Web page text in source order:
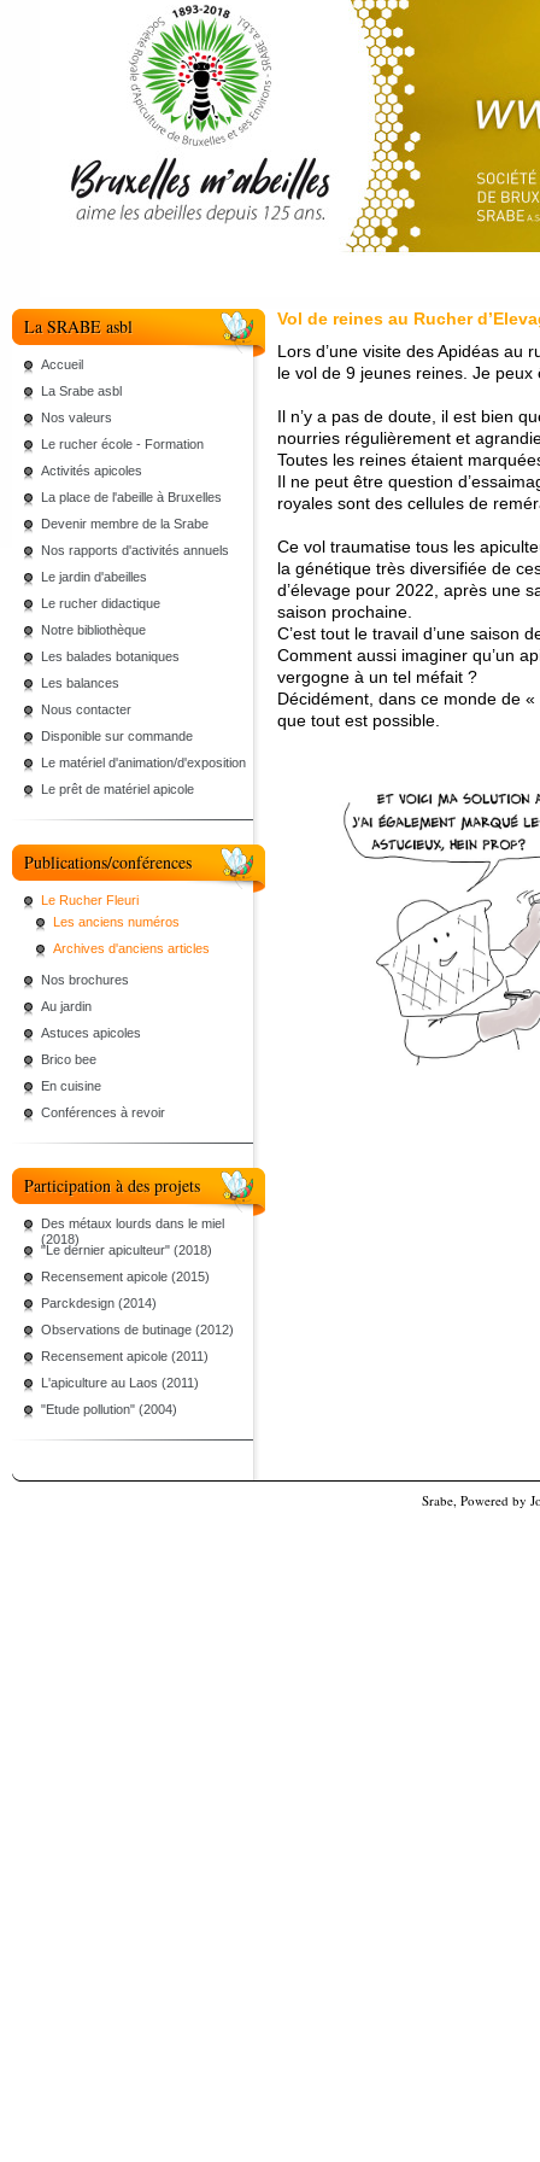
La SRABE asbl
Accueil
La Srabe asbl
Nos valeurs
Le rucher école - Formation
Activités apicoles
La place de l'abeille à Bruxelles
Devenir membre de la Srabe
Nos rapports d'activités annuels
Le jardin d'abeilles
Le rucher didactique
Notre bibliothèque
Les balades botaniques
Les balances
Nous contacter
Disponible sur commande
Le matériel d'animation/d'exposition
Le prêt de matériel apicole
Publications/conférences
Le Rucher Fleuri
Les anciens numéros
Archives d'anciens articles
Nos brochures
Au jardin
Astuces apicoles
Brico bee
En cuisine
Conférences à revoir
Participation à des projets
Des métaux lourds dans le miel
(2018)
"Le dernier apiculteur" (2018)
Recensement apicole (2015)
Parckdesign (2014)
Observations de butinage (2012)
Recensement apicole (2011)
L'apiculture au Laos (2011)
"Etude pollution" (2004)
Vol de reines au Rucher
Lors d’une visite des Apidéas au
le vol de 9 jeunes reines. Je
Il n’y a pas de doute, il est bien
nourries régulièrement et
Toutes les reines étaient
Il ne peut être question
royales sont des cellules de
Ce vol traumatise tous les
la génétique très diversifiée de
d’élevage pour 2022, après une
saison prochaine.
C’est tout le travail d’une saison
Comment aussi imaginer qu’un
vergogne à un tel méfait ?
Décidément, dans ce monde de
que tout est possible.
Srabe, Powered by